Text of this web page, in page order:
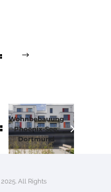
Wohnbebauung
Phoenix-See,
Dortmund
All Rights